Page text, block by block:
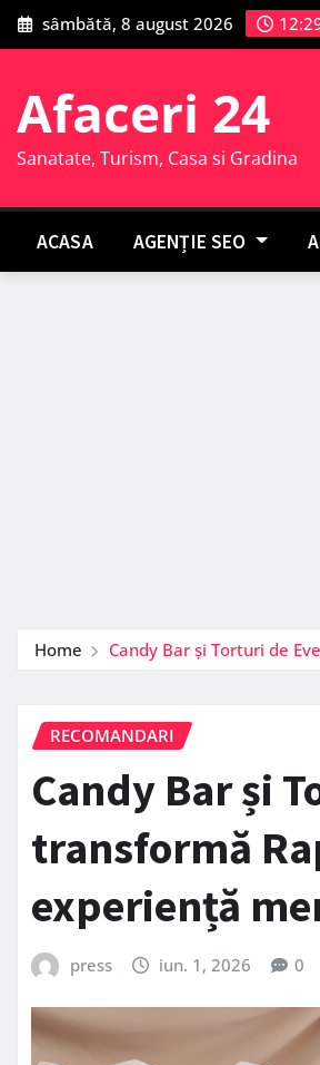
Skip
to
sâmbătă, 8 august 2026
Afaceri 24
Sanatate, Turism, Casa si Gradina
ACASA AGENȚIE SEO
Home Candy Bar și Torturi de
RECOMANDARI
Candy Bar și
transformă
experiență
press iun. 1, 2026 0